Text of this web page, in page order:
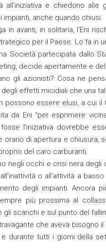
all’iniziativa e chiedono
anche quando chiusi.
in avanti, in solitaria, l’Eni
per il Paese. Lo fa in
Società partecipata dallo
decide apertamente e
gli azionisti? Cosa ne
effetti micidiali che una
possono essere elusi, a cui
da Eni “per esprimere
l’iniziativa dovrebbe
orario di apertura e
del caro carburanti.
negli occhi e crisi nera
o all’attività a
degli impianti. Ancora
più prossima al
gli scarichi e sul punto del
che aveva
durante tutti i giorni della